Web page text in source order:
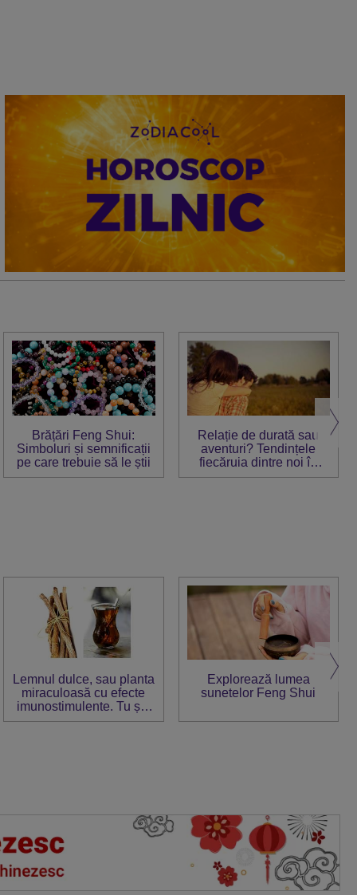
Brățări Feng Shui:
Simboluri și semnificații
pe care trebuie să le știi
Relație de durată sau
aventuri? Tendințele
fiecăruia dintre noi în
dragoste
Lemnul dulce, sau planta
miraculoasă cu efecte
imunostimulente. Tu știi
cum trebuie consumat?
Explorează lumea
sunetelor Feng Shui